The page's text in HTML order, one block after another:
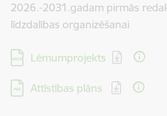
2026.-2031.gadam pirmās
līdzdalības organizēšanai
Lejupielādēt:
Lēmumprojekts
Lejupielādēt:
Attīstības plāns